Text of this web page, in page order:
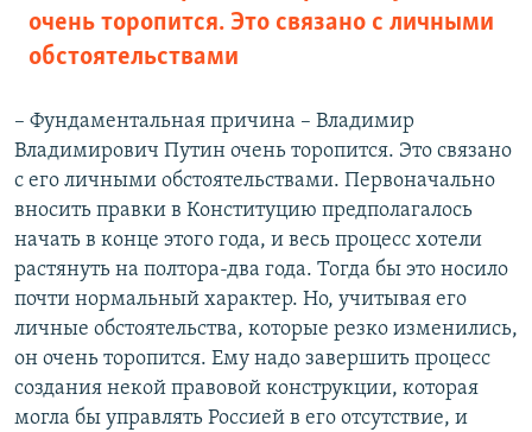
очень торопится. Это связано с личными
обстоятельствами
– Фундаментальная причина – Владимир
Владимирович Путин очень торопится. Это связано
с его личными обстоятельствами. Первоначально
вносить правки в Конституцию предполагалось
начать в конце этого года, и весь процесс хотели
растянуть на полтора-два года. Тогда бы это носило
почти нормальный характер. Но, учитывая его
личные обстоятельства, которые резко изменились,
он очень торопится. Ему надо завершить процесс
создания некой правовой конструкции, которая
могла бы управлять Россией в его отсутствие, и